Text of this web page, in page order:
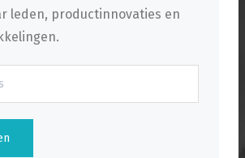
leden, productinnovaties en